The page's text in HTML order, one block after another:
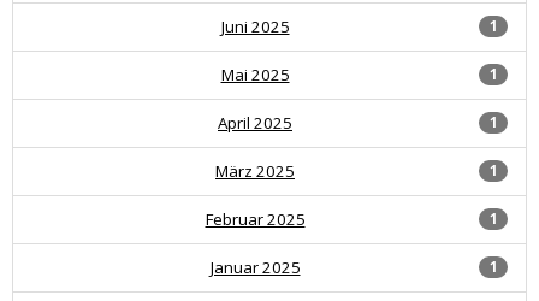
1
Juni 2025
1
Mai 2025
1
April 2025
1
März 2025
1
Februar 2025
1
Januar 2025